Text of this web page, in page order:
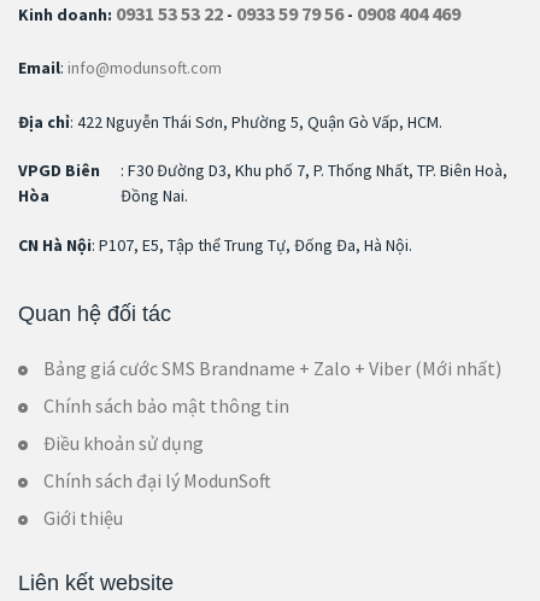
Kinh doanh: 0931 53 53 22 - 0933 59 79 56- 0908 404 469
Email: info@modunsoft.com
Địa chỉ: 422 Nguyễn Thái Sơn, Phường 5, Quận Gò Vấp, HCM.
VPGD Biên
Hòa
: F30 Đường D3, Khu phố 7, P. Thống Nhất, TP. Biên Hoà,
Đồng Nai.
CN Hà Nội: P107, E5, Tập thể Trung Tự, Đống Đa, Hà Nội.
Quan hệ đối tác
Bảng giá cước SMS Brandname + Zalo + Viber (Mới nhất)
Chính sách bảo mật thông tin
Điều khoản sử dụng
Chính sách đại lý ModunSoft
Giới thiệu
Liên kết website